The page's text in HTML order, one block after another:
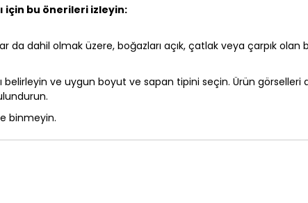
için bu önerileri izleyin:
da dahil olmak üzere, boğazları açık, çatlak veya çarpık olan
belirleyin ve uygun boyut ve sapan tipini seçin. Ürün
binmeyin.